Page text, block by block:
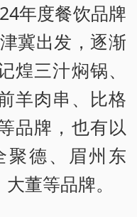
年度餐饮品牌
冀出发，逐渐
煌三汁焖锅、
羊肉串、比格
品牌，也有以
聚德、眉州东
董等品牌。